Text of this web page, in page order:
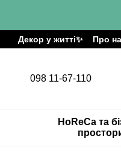
Декор у житті✨ Про
098 11-67-110
HoReCa та